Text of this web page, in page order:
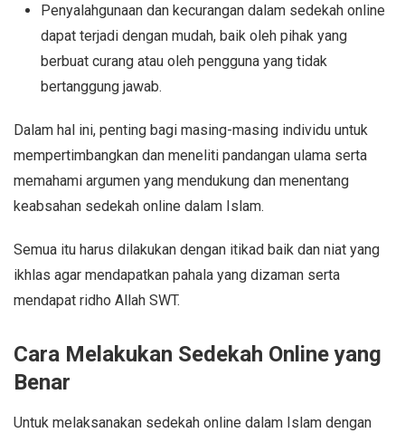
Penyalahgunaan dan kecurangan dalam sedekah online
dapat terjadi dengan mudah, baik oleh pihak yang
berbuat curang atau oleh pengguna yang tidak
bertanggung jawab.
Dalam hal ini, penting bagi masing-masing individu untuk
mempertimbangkan dan meneliti pandangan ulama serta
memahami argumen yang mendukung dan menentang
keabsahan sedekah online dalam Islam.
Semua itu harus dilakukan dengan itikad baik dan niat yang
ikhlas agar mendapatkan pahala yang dizaman serta
mendapat ridho Allah SWT.
Cara Melakukan Sedekah Online yang
Benar
Untuk melaksanakan sedekah online dalam Islam dengan